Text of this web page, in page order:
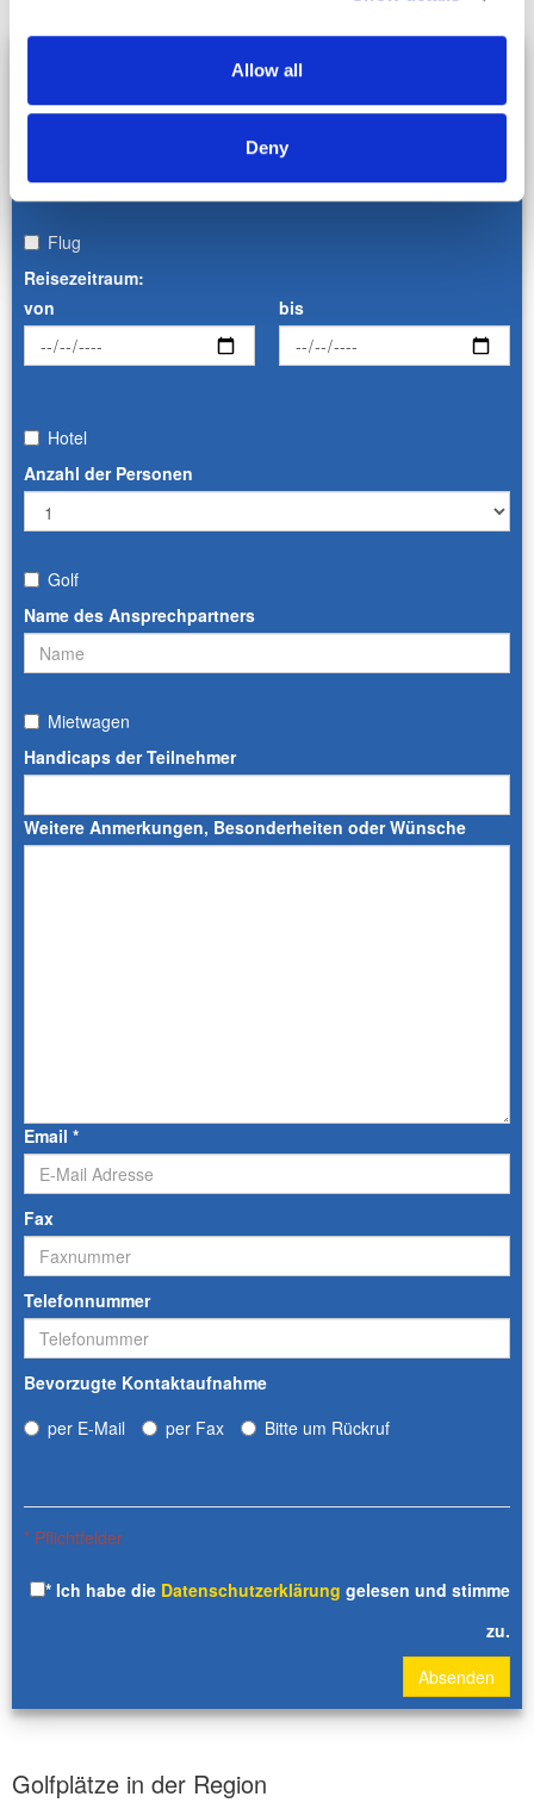
Allow all
Deny
LE NAOURA MARRAKECH
anfragen - kostenlos und unverbindlich
Flug
Reisezeitraum:
von
bis
Hotel
Anzahl der Personen
Golf
Name des Ansprechpartners
Mietwagen
Handicaps der Teilnehmer
Weitere Anmerkungen, Besonderheiten oder Wünsche
Email *
Fax
Telefonnummer
Bevorzugte Kontaktaufnahme
per E-Mail
per Fax Bitte um Rückruf
* Pflichtfelder
* Ich habe die Datenschutzerklärung gelesen und stimme
zu.
Absenden
Golfplätze in der Region